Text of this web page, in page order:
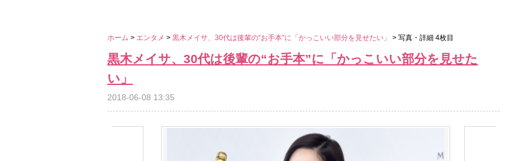
ホーム > エンタメ > 黒木メイサ、30代は後輩の“お手本”に「かっこいい部分を見せたい」 > 写真・詳細 4枚目
黒木メイサ、30代は後輩の“お手本”に「かっこいい部分を見せた
い」
2018-06-08 13:35